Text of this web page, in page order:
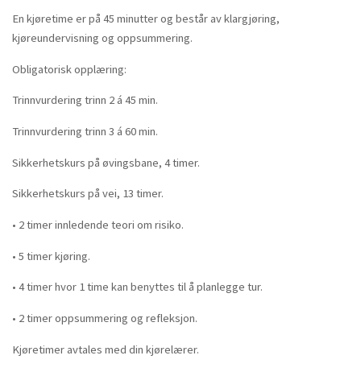
En kjøretime er på 45 minutter og består av klargjøring,
kjøreundervisning og oppsummering.
Obligatorisk opplæring:
Trinnvurdering trinn 2 á 45 min.
Trinnvurdering trinn 3 á 60 min.
Sikkerhetskurs på øvingsbane, 4 timer.
Sikkerhetskurs på vei, 13 timer.
• 2 timer innledende teori om risiko.
• 5 timer kjøring.
• 4 timer hvor 1 time kan benyttes til å planlegge tur.
• 2 timer oppsummering og refleksjon.
Kjøretimer avtales med din kjørelærer.